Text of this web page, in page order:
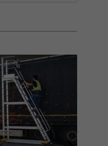
logistik, hvor
på
både
teknologi
over for
ved daglig